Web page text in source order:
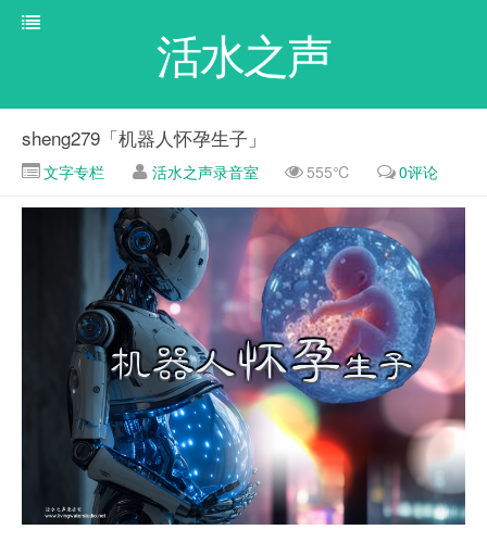
活水之声
sheng279「机器人怀孕生子」
文字专栏 活水之声录音室 555℃ 0评论